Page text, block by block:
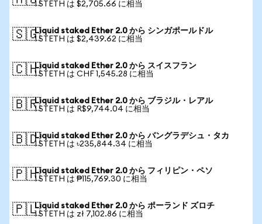
1 STETH は $2,705.66 に相当
🇸🇬Liquid staked Ether 2.0 から シンガポールドル
1 STETH は $2,439.62 に相当
🇨🇭Liquid staked Ether 2.0 から スイスフラン
1 STETH は CHF 1,545.28 に相当
🇧🇷Liquid staked Ether 2.0 から ブラジル・レアル
1 STETH は R$9,744.04 に相当
🇧🇩Liquid staked Ether 2.0 から バングラデシュ・タカ
1 STETH は ৳235,844.34 に相当
🇵🇭Liquid staked Ether 2.0 から フィリピン・ペソ
1 STETH は ₱115,769.30 に相当
🇵🇱Liquid staked Ether 2.0 から ポーランド ズロチ
1 STETH は zł 7,102.86 に相当